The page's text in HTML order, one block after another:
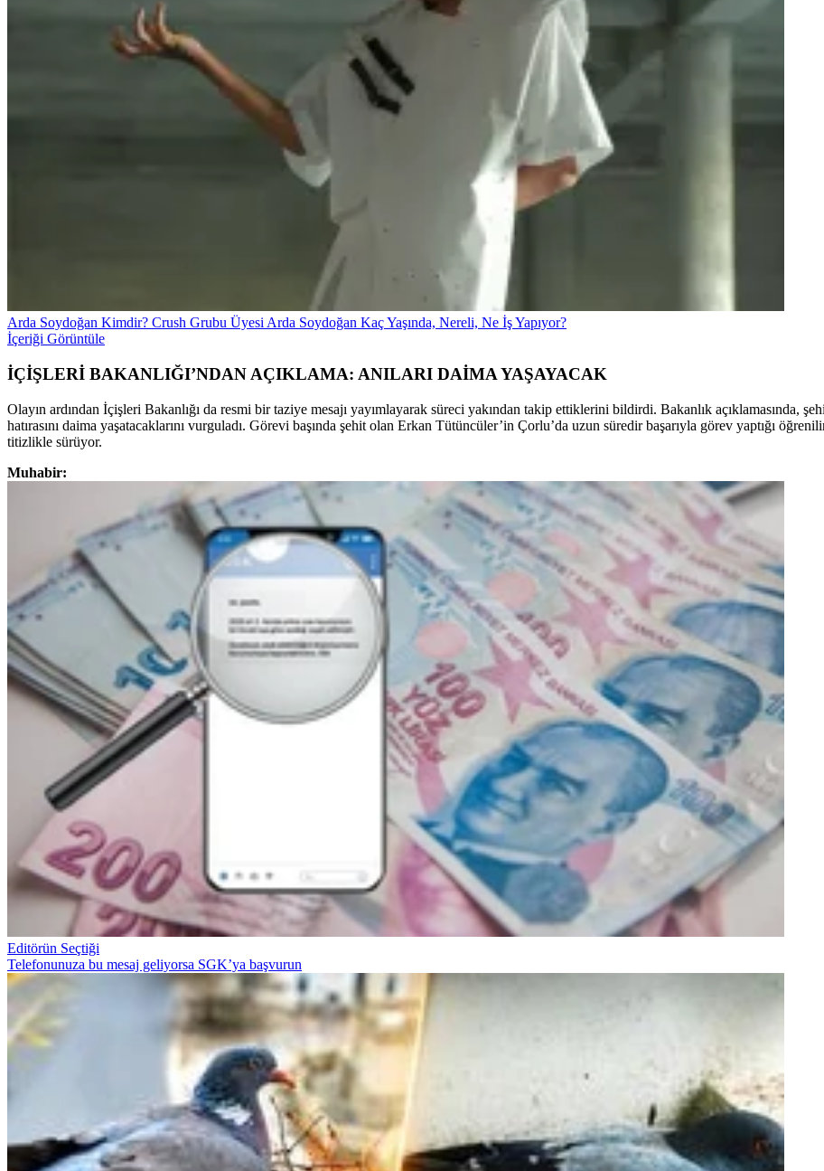
Arda Soydoğan Kimdir? Crush Grubu Üyesi Arda Soydoğan Kaç Yaşında, Nereli, Ne İş Yapıyor?
İçeriği Görüntüle
İÇİŞLERİ BAKANLIĞI’NDAN AÇIKLAMA: ANILARI DAİMA YAŞAYACAK
Olayın ardından İçişleri Bakanlığı da resmi bir taziye mesajı yayımlayarak süreci yakından takip ettiklerini bildirdi. Bakanlık açıklamasında,
hatırasını daima yaşatacaklarını vurguladı. Görevi başında şehit olan Erkan Tütüncüler’in Çorlu’da uzun süredir başarıyla görev yaptığı
titizlikle sürüyor.
Muhabir:
Editörün Seçtiği
Telefonunuza bu mesaj geliyorsa SGK’ya başvurun